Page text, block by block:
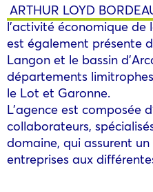
ARTHUR LOYD
l’activité économique
est également présente
Langon et le bassin
départements
le Lot et Garonne.
L’agence est composée
collaborateurs,
domaine, qui assurent
entreprises aux